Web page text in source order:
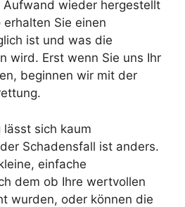
Aufwand wieder hergestellt
Sie einen
ist und was die
wird. Erst wenn Sie uns Ihr
beginnen wir mit der
lässt sich kaum
Schadensfall ist anders.
einfache
dem ob Ihre wertvollen
wurden, oder können die